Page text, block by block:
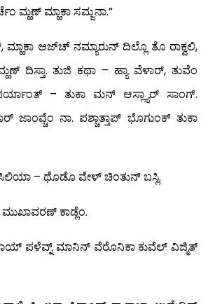
ಮ್ಹಣ್ ಮ್ಹಾಕಾ ಸಮ್ಜನಾ.”
ಆಜ್‍ಚ್ ನಮ್ಯಾರುನ್ ದಿಲ್ಲೊ ತೊ ರಾಕ್ವಲಿ,
ದಿಸ್ತಾ. ತುಜಿ ಕಥಾ – ಹ್ಯಾ ವೆಳಾರ್, ತುವೆಂ
– ತುಕಾ ಮನ್ ಆಸ್ಲ್ಯಾರ್ ಸಾಂಗ್.
ಜಾಂವ್ಚೆಂ ನಾ. ಪಶ್ಚಾತ್ತಾಪ್ ಭೊಗುಂಕ್ ತುಕಾ
– ಥೊಡೊ ವೇಳ್ ಚಿಂತುನ್ ಬಸ್ಲಿ.
ಕಾಡ್ಲೆಂ.
ಪಳೆವ್ನ್ ಮಾನಿನ್ ವೆರೊನಿಕಾ ಕುವೆಲ್ ವಿಜ್ಮಿತ್